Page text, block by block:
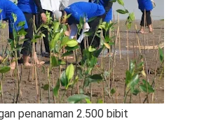
penanaman 2.500 bibit